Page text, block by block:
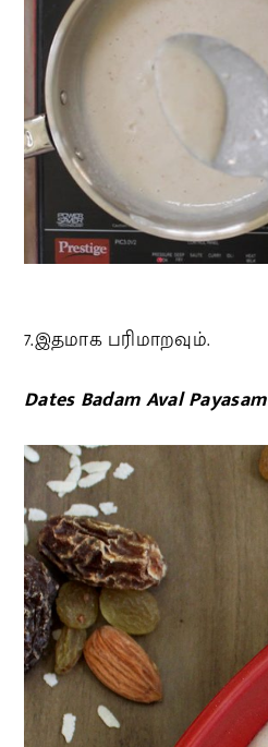
7.இதமாக பரிமாறவும்.
Dates Badam Aval Payasam